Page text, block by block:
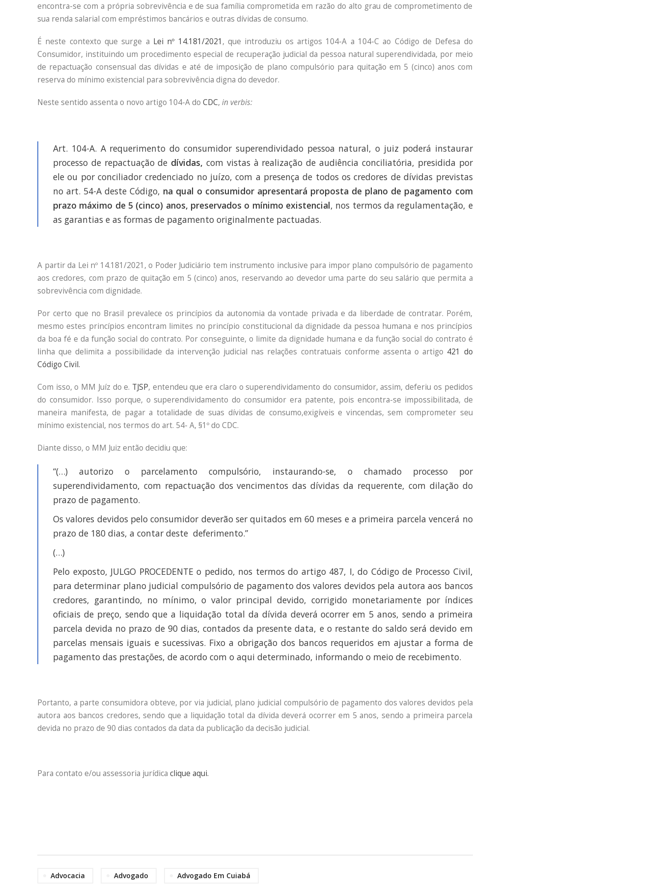
encontra-se com a própria sobrevivência e de sua família comprometida em razão do alto grau de comprometimento de
sua renda salarial com empréstimos bancários e outras dívidas de consumo.
É neste contexto que surge a Lei nº 14.181/2021 , que introduziu os artigos 104-A a 104-C ao Código de Defesa do
Consumidor, instituindo um procedimento especial de recuperação judicial da pessoa natural superendividada, por meio
de repactuação consensual das dívidas e até de imposição de plano compulsório para quitação em 5 (cinco) anos com
reserva do mínimo existencial para sobrevivência digna do devedor.
Neste sentido assenta o novo artigo 104-A do CDC, in verbis:
Art. 104-A. A requerimento do consumidor superendividado pessoa natural, o juiz poderá instaurar
processo de repactuação de dívidas,com vistas à realização de audiência conciliatória, presidida por
ele ou por conciliador credenciado no juízo, com a presença de todos os credores de dívidas previstas
no art. 54-A deste Código, na qual o consumidor apresentará proposta de plano de pagamento com
prazo máximo de 5 (cinco) anos, preservados o mínimo existencial, nos termos da regulamentação, e
as garantias e as formas de pagamento originalmente pactuadas.
A partir da Lei nº 14.181/2021, o Poder Judiciário tem instrumento inclusive para impor plano compulsório de pagamento
aos credores, com prazo de quitação em 5 (cinco) anos, reservando ao devedor uma parte do seu salário que permita a
sobrevivência com dignidade.
Por certo que no Brasil prevalece os princípios da autonomia da vontade privada e da liberdade de contratar. Porém,
mesmo estes princípios encontram limites no princípio constitucional da dignidade da pessoa humana e nos princípios
da boa fé e da função social do contrato. Por conseguinte, o limite da dignidade humana e da função social do contrato é
linha que delimita a possibilidade da intervenção judicial nas relações contratuais conforme assenta o artigo 421 do
Código Civil.
Com isso, o MM Juíz do e. TJSP, entendeu que era claro o superendividamento do consumidor, assim, deferiu os pedidos
do consumidor. Isso porque, o superendividamento do consumidor era patente, pois encontra-se impossibilitada, de
maneira manifesta, de pagar a totalidade de suas dívidas de consumo,exigíveis e vincendas, sem comprometer seu
mínimo existencial, nos termos do art. 54- A, §1º do CDC.
Diante disso, o MM Juiz então decidiu que:
“(…) autorizo o parcelamento compulsório, instaurando-se, o chamado processo por
superendividamento, com repactuação dos vencimentos das dívidas da requerente, com dilação do
prazo de pagamento.
Os valores devidos pelo consumidor deverão ser quitados em 60 meses e a primeira parcela vencerá no
prazo de 180 dias, a contar deste deferimento.”
(…)
Pelo exposto, JULGO PROCEDENTE o pedido, nos termos do artigo 487, I, do Código de Processo Civil,
para determinar plano judicial compulsório de pagamento dos valores devidos pela autora aos bancos
credores, garantindo, no mínimo, o valor principal devido, corrigido monetariamente por índices
oficiais de preço, sendo que a liquidação total da dívida deverá ocorrer em 5 anos, sendo a primeira
parcela devida no prazo de 90 dias, contados da presente data, e o restante do saldo será devido em
parcelas mensais iguais e sucessivas. Fixo a obrigação dos bancos requeridos em ajustar a forma de
pagamento das prestações, de acordo com o aqui determinado, informando o meio de recebimento.
Portanto, a parte consumidora obteve, por via judicial, plano judicial compulsório de pagamento dos valores devidos pela
autora aos bancos credores, sendo que a liquidação total da dívida deverá ocorrer em 5 anos, sendo a primeira parcela
devida no prazo de 90 dias contados da data da publicação da decisão judicial.
Para contato e/ou assessoria jurídica clique aqui.
Advocacia Advogado Advogado Em Cuiabá